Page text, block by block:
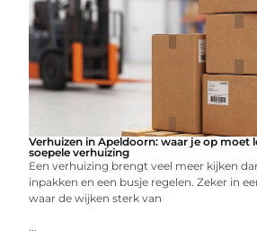
Verhuizen in Apeldoorn: waar je op moet
soepele verhuizing
Een verhuizing brengt veel meer kijken
inpakken en een busje regelen. Zeker in
waar de wijken sterk van
...